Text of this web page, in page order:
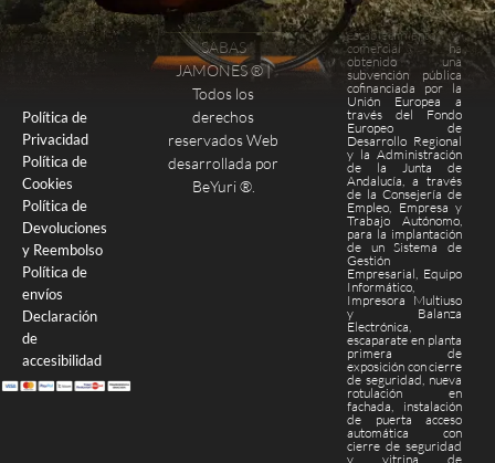
Política de
Privacidad
Política de
Cookies
Política de
Devoluciones
y Reembolso
Política de
envíos
Declaración
de
accesibilidad
SABAS
JAMONES ® |
Todos los
derechos
reservados Web
desarrollada por
BeYuri ®.
Este
establecimiento
comercial ha
obtenido una
subvención pública
cofinanciada por la
Unión Europea a
través del Fondo
Europeo de
Desarrollo Regional
y la Administración
de la Junta de
Andalucía, a través
de la Consejería de
Empleo, Empresa y
Trabajo Autónomo,
para la implantación
de un Sistema de
Gestión
Empresarial, Equipo
Informático,
Impresora Multiuso
y Balanza
Electrónica,
escaparate en planta
primera de
exposición con cierre
de seguridad, nueva
rotulación en
fachada, instalación
de puerta acceso
automática con
cierre de seguridad
y vitrina de